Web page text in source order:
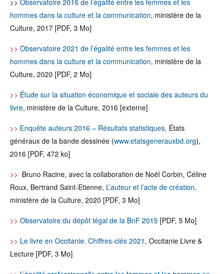
>> Observatoire 2016 de l’égalité entre les femmes et les
hommes dans la culture et la communication, ministère de la
Culture, 2017 [PDF, 3 Mo]
>> Observatoire 2021 de l’égalité entre les femmes et les
hommes dans la culture et la communication, ministère de la
Culture, 2020 [PDF, 2 Mo]
>> Étude sur la situation économique et sociale des auteurs du
livre, ministère de la Culture, 2016 [externe]
>> Enquête auteurs 2016 – Résultats statistiques, États
généraux de la bande dessinée (www.etatsgenerauxbd.org),
2016 [PDF, 472 ko]
>> Bruno Racine, avec la collaboration de Noël Corbin, Céline
Roux, Bertrand Saint-Etienne, L’auteur et l’acte de création,
ministère de la Culture, 2020 [PDF, 3 Mo]
>> Observatoire du dépôt légal de la BnF 2015 [PDF, 5 Mo]
>> Le livre en Occitanie. Chiffres-clés 2021 , Occitanie Livre &
Lecture [PDF, 3 Mo]